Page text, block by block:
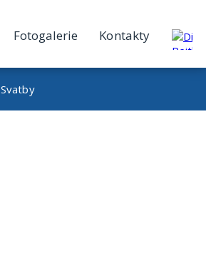
Fotogalerie Kontakty
Svatby